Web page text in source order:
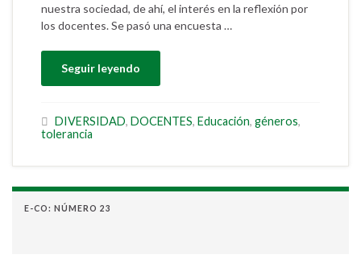
nuestra sociedad, de ahí, el interés en la reflexión por
los docentes. Se pasó una encuesta …
Seguir leyendo
DIVERSIDAD, DOCENTES, Educación, géneros,
tolerancia
E-CO: NÚMERO 23